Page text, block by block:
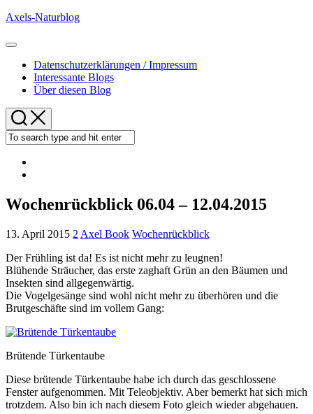
Skip
content
Axels-Naturblog
Expand
Datenschutzerklärungen / Impressum
Interessante Blogs
Über diesen Blog
Wochenrückblick 06.04 – 12.04.2015
13. April 2015 2 Axel Book Wochenrückblick
Der Frühling ist da! Es ist nicht mehr zu leugnen!
Blühende Sträucher, das erste zaghaft Grün an den Bäumen und
Insekten sind allgegenwärtig.
Die Vogelgesänge sind wohl nicht mehr zu überhören und die
Brutgeschäfte sind im vollem Gang:
Brütende Türkentaube
Diese brütende Türkentaube habe ich durch das geschlossene
Fenster aufgenommen. Mit Teleobjektiv. Aber bemerkt hat sich mich
trotzdem. Also bin ich nach diesem Foto gleich wieder abgehauen.